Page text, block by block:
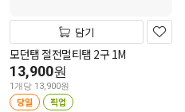
담기
모던탭 절전멀티탭 2구 1M
13,900원
1개당 13,900원
당일 픽업